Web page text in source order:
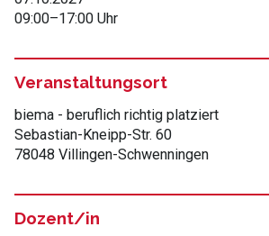
09:00–17:00 Uhr
Veranstaltungsort
biema - beruflich richtig platziert
Sebastian-Kneipp-Str. 60
78048 Villingen-Schwenningen
Dozent/in